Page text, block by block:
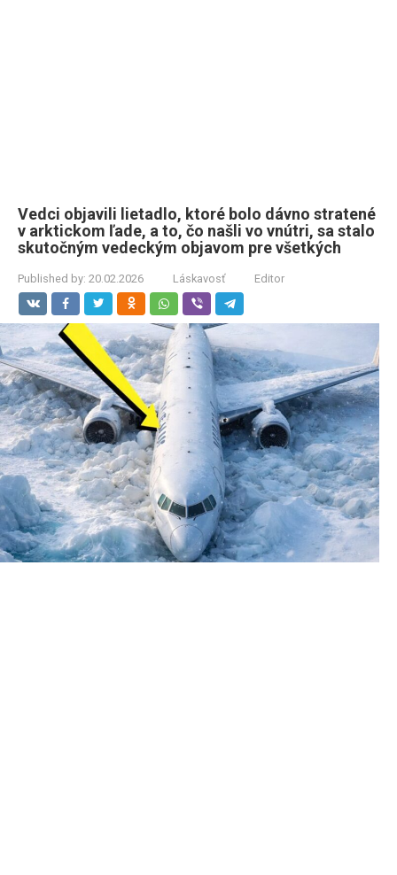
Vedci objavili lietadlo, ktoré bolo dávno stratené
v arktickom ľade, a to, čo našli vo vnútri, sa stalo
skutočným vedeckým objavom pre všetkých
Published by: 20.02.2026 Láskavosť Editor